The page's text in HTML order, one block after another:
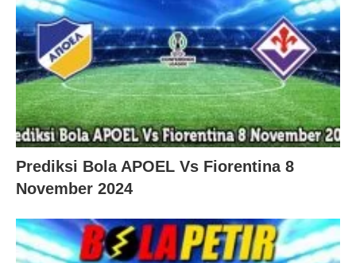
Prediksi Bola APOEL Vs Fiorentina 8
November 2024